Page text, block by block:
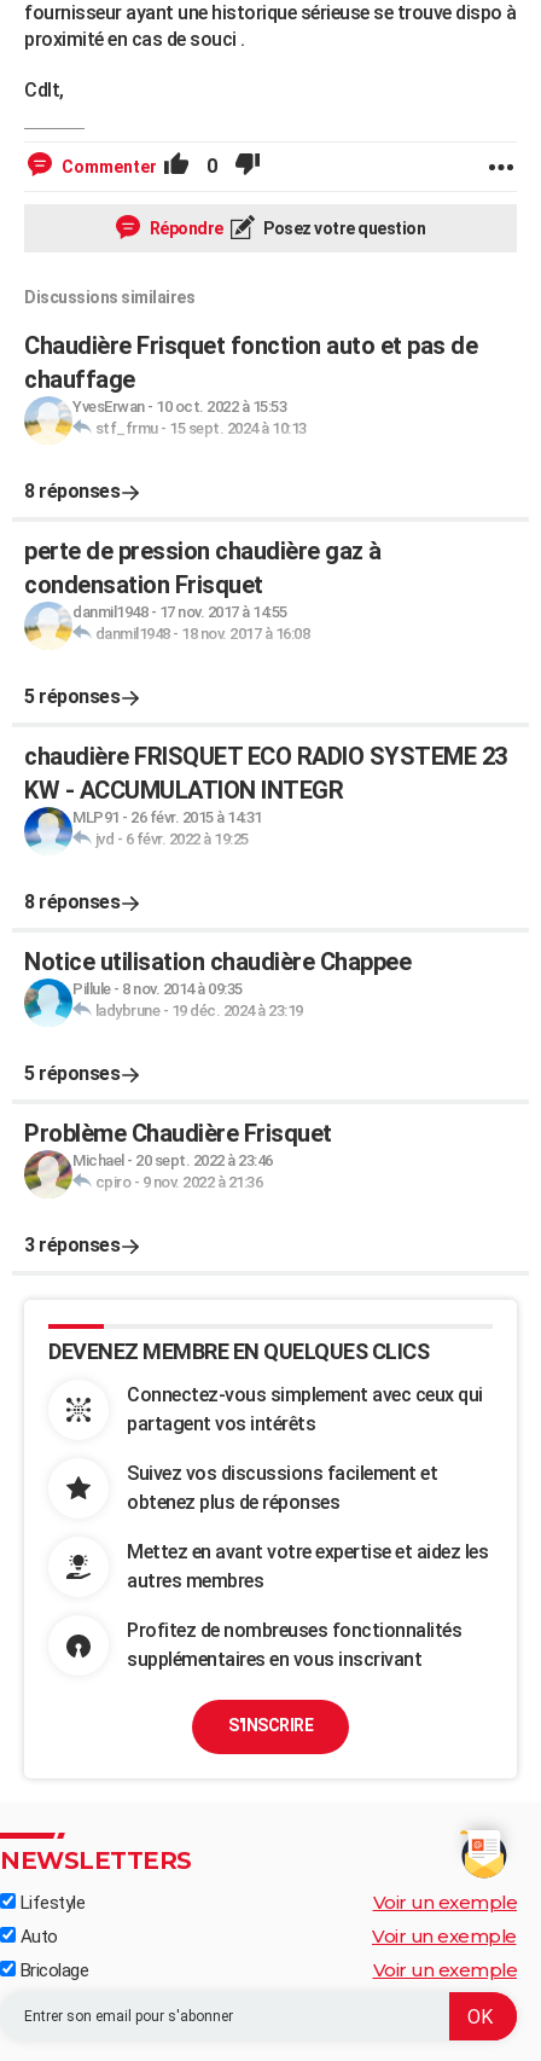
fournisseur ayant une historique sérieuse se trouve dispo à
proximité en cas de souci .
Cdlt,
Commenter 0
Répondre Posez votre question
Discussions similaires
Chaudière Frisquet fonction auto et pas de
chauffage
YvesErwan- 10 oct. 2022 à 15:53
stf_frmu- 15 sept. 2024 à 10:13
8 réponses
perte de pression chaudière gaz à
condensation Frisquet
danmil1948- 17 nov. 2017 à 14:55
danmil1948- 18 nov. 2017 à 16:08
5 réponses
chaudière FRISQUET ECO RADIO SYSTEME 23
KW - ACCUMULATION INTEGR
MLP91 - 26 févr. 2015 à 14:31
jvd - 6 févr. 2022 à 19:25
8 réponses
Notice utilisation chaudière Chappee
Pillule- 8 nov. 2014 à 09:35
ladybrune- 19 déc. 2024 à 23:19
5 réponses
Problème Chaudière Frisquet
Michael - 20 sept. 2022 à 23:46
cpiro- 9 nov. 2022 à 21:36
3 réponses
DEVENEZ MEMBRE EN QUELQUES CLICS
Connectez-vous simplement avec ceux qui
partagent vos intérêts
Suivez vos discussions facilement et
obtenez plus de réponses
Mettez en avant votre expertise et aidez les
autres membres
Profitez de nombreuses fonctionnalités
supplémentaires en vous inscrivant
S'INSCRIRE
NEWSLETTERS
Lifestyle Voir un exemple
Auto Voir un exemple
Bricolage Voir un exemple